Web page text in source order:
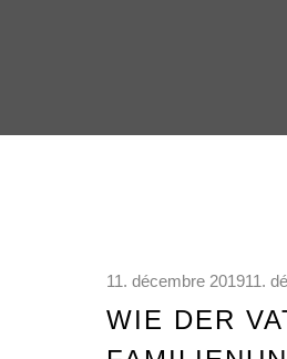
11. décembre 201911.
WIE DER